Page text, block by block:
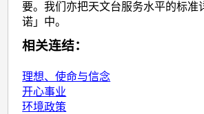
要。我们亦把天文台服务水平的标准
诺」中。
相关连结：
理想、使命与信念
开心事业
环境政策